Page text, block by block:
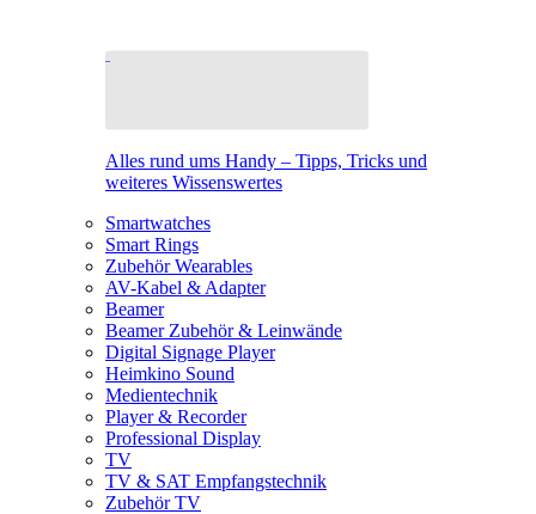
Alles rund ums Handy – Tipps, Tricks und
weiteres Wissenswertes
Smartwatches
Smart Rings
Zubehör Wearables
AV-Kabel & Adapter
Beamer
Beamer Zubehör & Leinwände
Digital Signage Player
Heimkino Sound
Medientechnik
Player & Recorder
Professional Display
TV
TV & SAT Empfangstechnik
Zubehör TV